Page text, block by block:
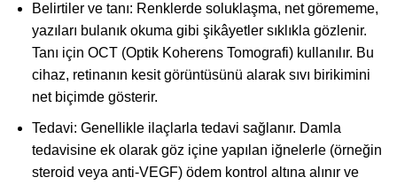
Belirtiler ve tanı: Renklerde soluklaşma, net görememe,
yazıları bulanık okuma gibi şikâyetler sıklıkla gözlenir.
Tanı için OCT (Optik Koherens Tomografi) kullanılır. Bu
cihaz, retinanın kesit görüntüsünü alarak sıvı birikimini
net biçimde gösterir.
Tedavi: Genellikle ilaçlarla tedavi sağlanır. Damla
tedavisine ek olarak göz içine yapılan iğnelerle (örneğin
steroid veya anti-VEGF) ödem kontrol altına alınır ve